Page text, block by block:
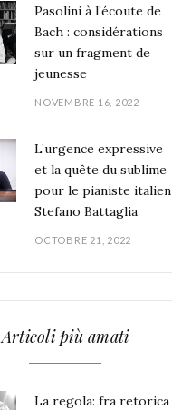
Pasolini à l’écoute de
Bach : considérations
sur un fragment de
jeunesse
NOVEMBRE 16, 2022
L’urgence expressive
et la quête du sublime
pour le pianiste italien
Stefano Battaglia
OCTOBRE 21, 2022
Articoli più amati
La regola: fra retorica